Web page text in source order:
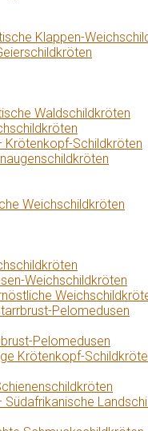
Klappen-
Waldschildkröten
Schildkröten
Weichschildkröten
Weichschildkröten
Pelomedusen
Pelomedusen
Krötenkopf-